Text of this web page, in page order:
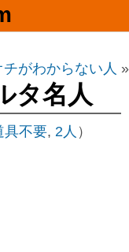
がわからない人 »
タ名人
具不要, 2人 ）